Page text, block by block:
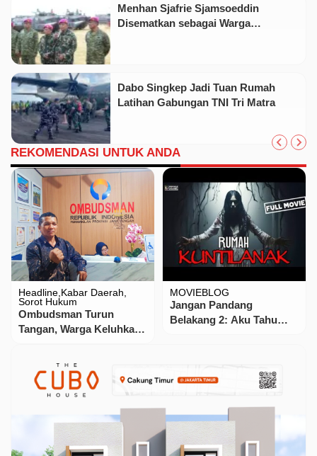
Menhan Sjafrie Sjamsoeddin
Disematkan sebagai Warga
Dabo Singkep Jadi Tuan Rumah
Latihan Gabungan TNI Tri Matra
REKOMENDASI UNTUK ANDA
Headline Kabar Daerah
Sorot Hukum
Ombudsman Turun
Tangan, Warga Keluhkan
MOVIEBLOG
Jangan Pandang
Belakang 2: Aku Tahu